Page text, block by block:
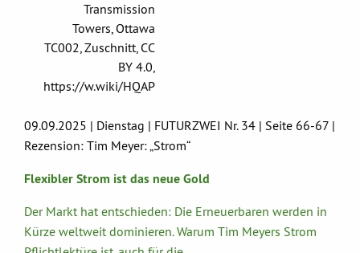
Transmission
Towers, Ottawa
TC002, Zuschnitt, CC
BY 4.0,
https://w.wiki/HQAP
09.09.2025 | Dienstag | FUTURZWEI Nr. 34 | Seite 66-67 |
Rezension: Tim Meyer: „Strom“
Flexibler Strom ist das neue Gold
Der Markt hat entschieden: Die Erneuerbaren werden in
Kürze weltweit dominieren. Warum Tim Meyers Strom